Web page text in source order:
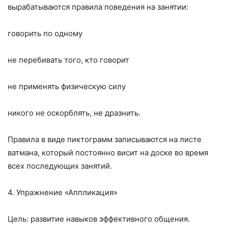
вырабатываются правила поведения на занятии:
говорить по одному
не перебивать того, кто говорит
не применять физическую силу
никого не оскорблять, не дразнить.
Правила в виде пиктограмм записываются на листе
ватмана, который постоянно висит на доске во время
всех последующих занятий.
4. Упражнение «Аппликация»
Цель: развитие навыков эффективного общения.